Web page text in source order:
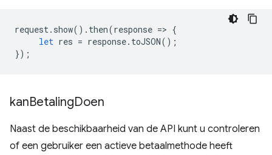
request. show(). then(response => {
let res = response. toJSON();
});
kanBetalingDoen
Naast de beschikbaarheid van de API kunt u controleren
of een gebruiker een actieve betaalmethode heeft